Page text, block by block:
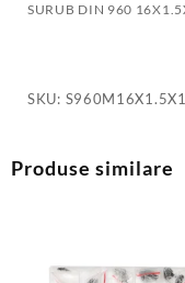
SURUB DIN 960
SKU:
Produse similare